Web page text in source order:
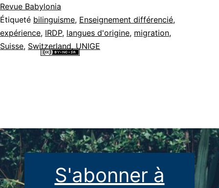
Revue Babylonia
Étiqueté bilinguisme, Enseignement différencié,
expérience, IRDP, langues d'origine, migration,
Suisse, Switzerland, UNIGE
S'abonner à